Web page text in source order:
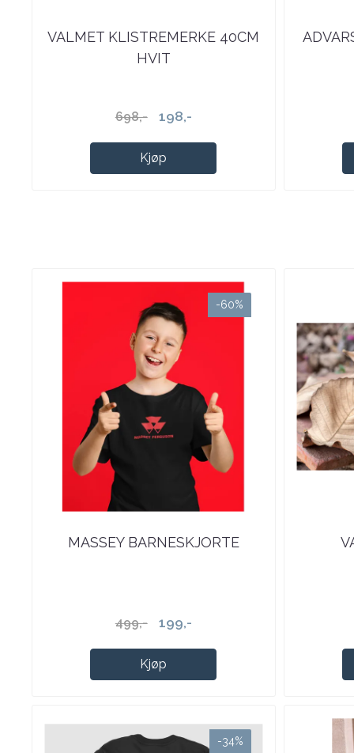
VALMET KLISTREMERKE 40CM
HVIT
698,- 198,-
Kjøp
-60%
MASSEY BARNESKJORTE
499,- 199,-
Kjøp
-34%